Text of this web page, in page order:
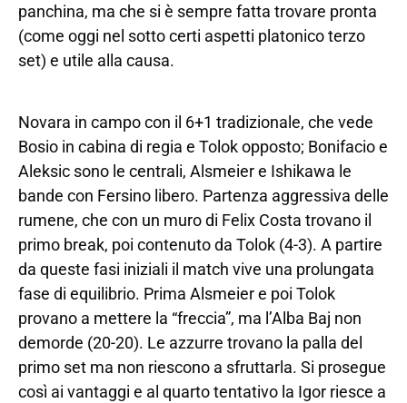
panchina, ma che si è sempre fatta trovare pronta
(come oggi nel sotto certi aspetti platonico terzo
set) e utile alla causa.
Novara in campo con il 6+1 tradizionale, che vede
Bosio in cabina di regia e Tolok opposto; Bonifacio e
Aleksic sono le centrali, Alsmeier e Ishikawa le
bande con Fersino libero. Partenza aggressiva delle
rumene, che con un muro di Felix Costa trovano il
primo break, poi contenuto da Tolok (4-3). A partire
da queste fasi iniziali il match vive una prolungata
fase di equilibrio. Prima Alsmeier e poi Tolok
provano a mettere la “freccia”, ma l’Alba Baj non
demorde (20-20). Le azzurre trovano la palla del
primo set ma non riescono a sfruttarla. Si prosegue
così ai vantaggi e al quarto tentativo la Igor riesce a